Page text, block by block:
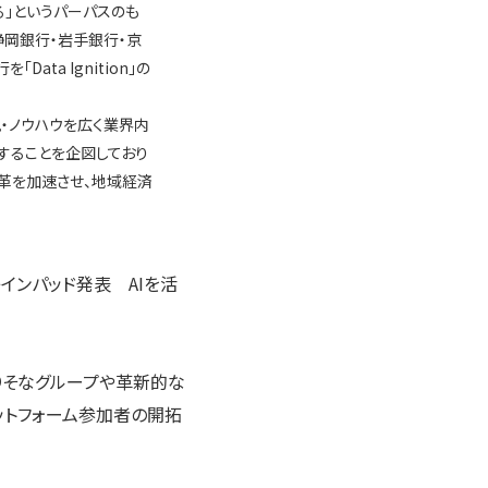
というパーパスのも
銀行・岩手銀行・京
を「Data Ignition」の
ウハウを広く業界内
ことを企図しており
を加速させ、地域経済
インパッド発表 AIを活
そなグループや革新的な
フォーム参加者の開拓